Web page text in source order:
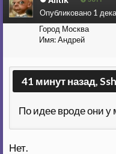
Город Москва
Имя:Андрей
Опубликовано 1
41 минут назад,
По идее вроде они у
Нет.